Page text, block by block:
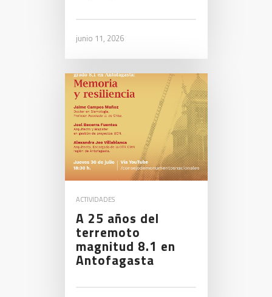
junio 11, 2026
ACTIVIDADES
A 25 años del
terremoto
magnitud 8.1 en
Antofagasta